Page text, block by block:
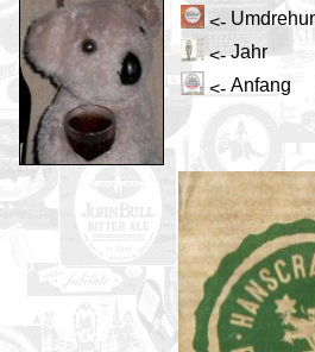
<-
<- Jahr
<- Anfang